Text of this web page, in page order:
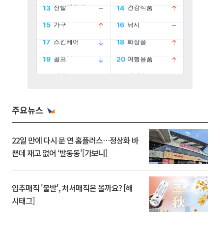
주요뉴스
22일 만에 다시 문 연 홈플러스…정상화 바
쁜데 재고 없어 ‘발동동’[가보니]
입추매직 '불발', 처서매직은 올까요? [해
시태그]